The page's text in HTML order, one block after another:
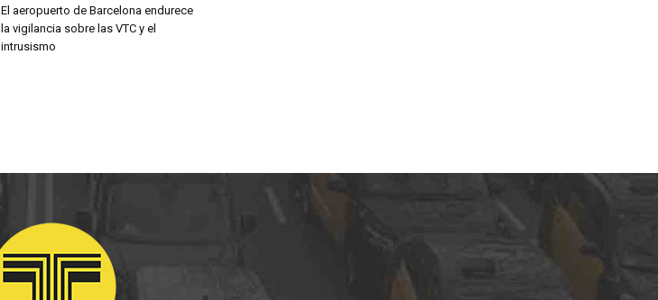
El aeropuerto de Barcelona endurece
la vigilancia sobre las VTC y el
intrusismo